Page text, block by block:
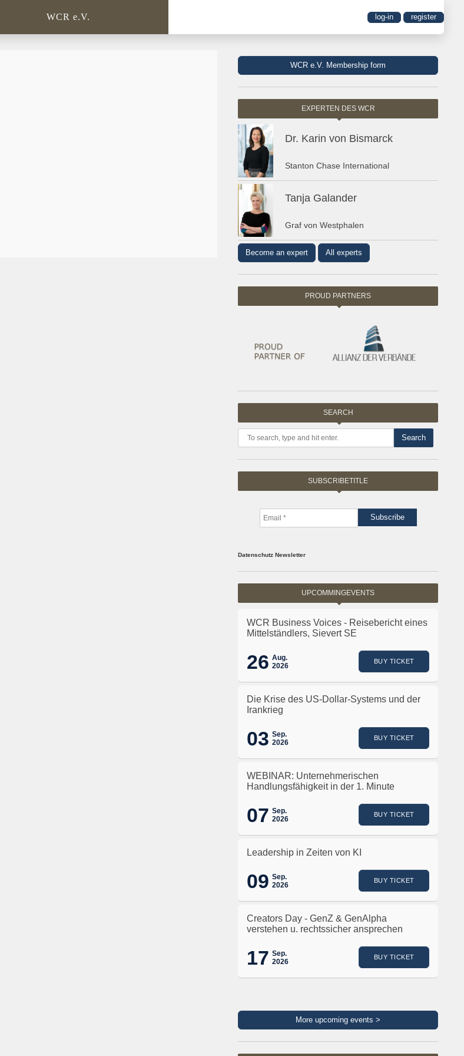
WCR e.V. log-in register
WCR e.V. Membership form
EXPERTEN DES WCR
Dr. Karin von Bismarck
Stanton Chase International
Tanja Galander
Graf von Westphalen
Become an expert All experts
PROUD PARTNERS
SEARCH
Search
SUBSCRIBETITLE
Datenschutz Newsletter
UPCOMMINGEVENTS
WCR Business Voices - Reisebericht eines
Mittelständlers, Sievert SE
26 Aug.
2026
BUY TICKET
Die Krise des US-Dollar-Systems und der
Irankrieg
03 Sep.
2026
BUY TICKET
WEBINAR: Unternehmerischen
Handlungsfähigkeit in der 1. Minute
07 Sep.
2026
BUY TICKET
Leadership in Zeiten von KI
09 Sep.
2026
BUY TICKET
Creators Day - GenZ & GenAlpha
verstehen u. rechtssicher ansprechen
17 Sep.
2026
BUY TICKET
More upcoming events >